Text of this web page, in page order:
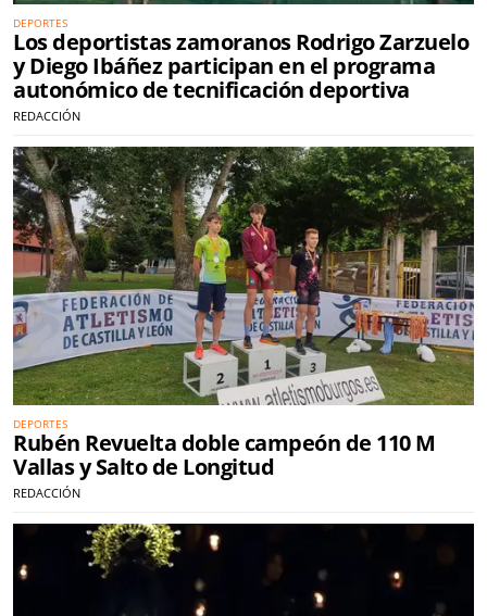
DEPORTES
Los deportistas zamoranos Rodrigo Zarzuelo
y Diego Ibáñez participan en el programa
autonómico de tecnificación deportiva
REDACCIÓN
DEPORTES
Rubén Revuelta doble campeón de 110 M
Vallas y Salto de Longitud
REDACCIÓN